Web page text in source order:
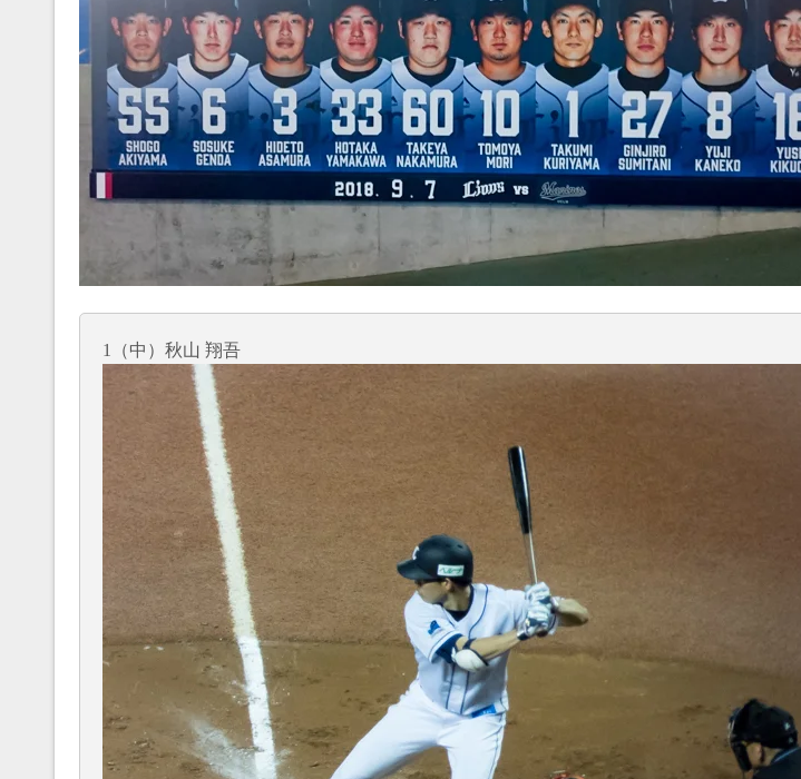
1（中）秋山 翔吾